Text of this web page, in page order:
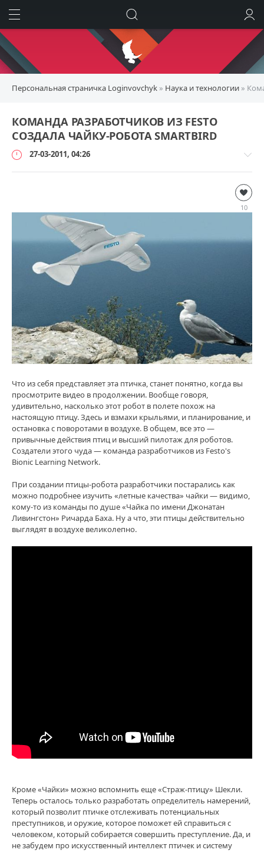
Персональная страничка Loginvovchyk » Наука и технологии »
КОМАНДА РАЗРАБОТЧИКОВ ИЗ FESTO
СОЗДАЛА ЧАЙКУ-РОБОТА SMARTBIRD
27-03-2011, 04:26
технологии
loginvovchyk
6
4
10
Что из себя представляет эта птичка, станет понятно, когда вы
просмотрите видео в продолжении. Вообще говоря,
удивительно, насколько этот робот в полете похож на
настоящую птицу. Здесь и взмахи крыльями, и планирование, и
остановка с поворотами в воздухе. В общем, все это —
привычные действия птиц и высший пилотаж для роботов.
Создатели этого чуда — команда разработчиков из Festo's
Bionic Learning Network.
При создании птицы-робота разработчики постарались как
можно подробнее изучить «летные качества» чайки — видимо,
кому-то из команды по душе «Чайка по имени Джонатан
Ливингстон» Ричарда Баха. Ну а что, эти птицы действительно
выглядят в воздухе великолепно.
Кроме «Чайки» можно вспомнить еще «Страж-птицу» Шекли.
Теперь осталось только разработать определитель намерений,
который позволит птичке отслеживать потенциальных
преступников, и оружие, которое поможет ей справиться с
человеком, который собирается совершить преступление. Да, и
не забудем про искусственный интеллект птичек и систему